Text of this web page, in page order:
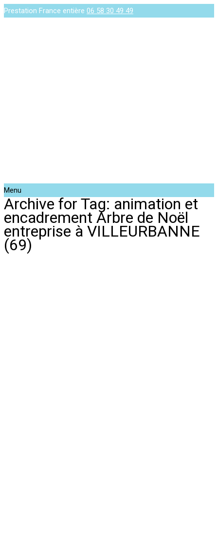
Prestation France entière 06 58 30 49 49
Menu
Archive for Tag: animation et
encadrement Arbre de Noël
entreprise à VILLEURBANNE
(69)